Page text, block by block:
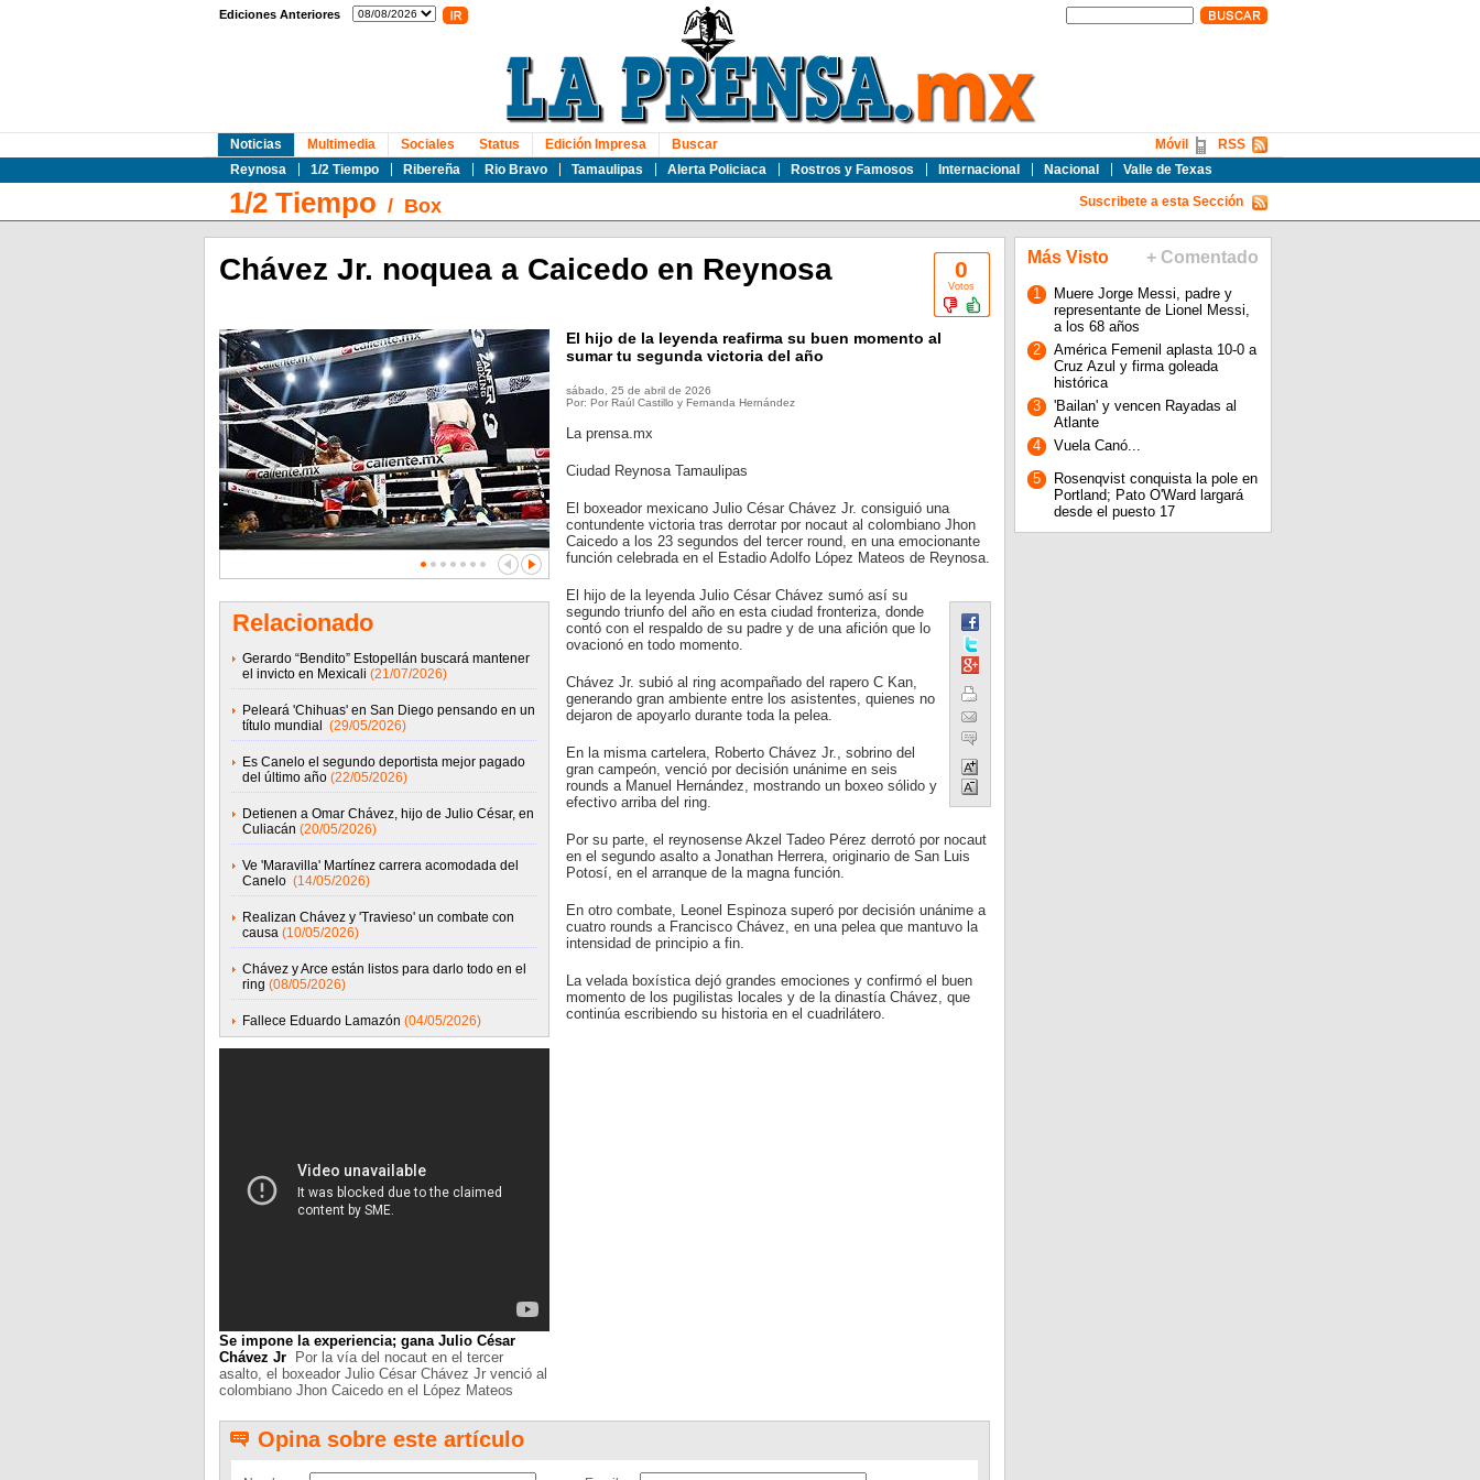
Ediciones Anteriores
Noticias
Reynosa
1/2 Tiempo Ribereña Rio Bravo Tamaulipas Alerta Policiaca Rostros y Famosos Internacional Nacional Valle de Texas
Multimedia Sociales Status Edición Impresa Buscar RSS
Móvil
1/2 Tiempo / Box Suscribete a esta Sección
0
Votos
Chávez Jr. noquea a Caicedo en Reynosa
Relacionado
Gerardo “Bendito” Estopellán buscará mantener
el invicto en Mexicali (21/07/2026)
Peleará 'Chihuas' en San Diego pensando en un
título mundial
(29/05/2026)
Es Canelo el segundo deportista mejor pagado
del último año (22/05/2026)
Detienen a Omar Chávez, hijo de Julio César, en
Culiacán (20/05/2026)
Ve 'Maravilla' Martínez carrera acomodada del
Canelo (14/05/2026)
Realizan Chávez y 'Travieso' un combate con
causa (10/05/2026)
Chávez y Arce están listos para darlo todo en el
ring (08/05/2026)
Fallece Eduardo Lamazón (04/05/2026)
El hijo de la leyenda reafirma su buen momento al
sumar tu segunda victoria del año
sábado, 25 de abril de 2026
Por: Por Raúl Castillo y Fernanda Hernández
Se impone la experiencia; gana Julio César
Chávez Jr
Por la vía del nocaut en el tercer
asalto, el boxeador Julio César Chávez Jr venció al
colombiano Jhon Caicedo en el López Mateos
La prensa.mx
Ciudad Reynosa Tamaulipas
El boxeador mexicano Julio César Chávez Jr. consiguió una
contundente victoria tras derrotar por nocaut al colombiano Jhon
Caicedo a los 23 segundos del tercer round, en una emocionante
función celebrada en el Estadio Adolfo López Mateos de Reynosa.
El hijo de la leyenda Julio César Chávez sumó así su
segundo triunfo del año en esta ciudad fronteriza, donde
contó con el respaldo de su padre y de una afición que lo
ovacionó en todo momento.
Chávez Jr. subió al ring acompañado del rapero C Kan,
generando gran ambiente entre los asistentes, quienes no
dejaron de apoyarlo durante toda la pelea.
En la misma cartelera, Roberto Chávez Jr., sobrino del
gran campeón, venció por decisión unánime en seis
rounds a Manuel Hernández, mostrando un boxeo sólido y
efectivo arriba del ring.
Por su parte, el reynosense Akzel Tadeo Pérez derrotó por nocaut
en el segundo asalto a Jonathan Herrera, originario de San Luis
Potosí, en el arranque de la magna función.
En otro combate, Leonel Espinoza superó por decisión unánime a
cuatro rounds a Francisco Chávez, en una pelea que mantuvo la
intensidad de principio a fin.
La velada boxística dejó grandes emociones y confirmó el buen
momento de los pugilistas locales y de la dinastía Chávez, que
continúa escribiendo su historia en el cuadrilátero.
Opina sobre este artículo
Más Visto + Comentado
1
Muere Jorge Messi, padre y
representante de Lionel Messi,
a los 68 años
2
América Femenil aplasta 10-0 a
Cruz Azul y firma goleada
histórica
3
'Bailan' y vencen Rayadas al
Atlante
4
Vuela Canó...
5
Rosenqvist conquista la pole en
Portland; Pato O'Ward largará
desde el puesto 17